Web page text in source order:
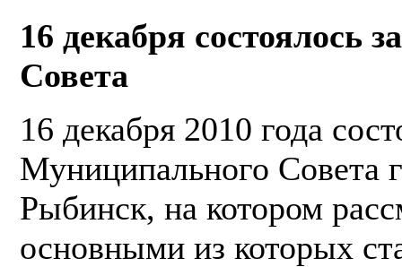
16 декабря состоялось
Совета
16 декабря 2010 года
Муниципального Совета
Рыбинск, на котором
основными из которых